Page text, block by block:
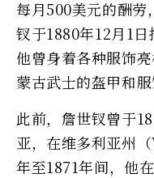
每月500美元的酬劳
钗于1880年12月1日
他曾身着各种服饰亮
蒙古武士的盔甲和服
此前，詹世钗曾于
亚，在维多利亚州
年至1871年间，他